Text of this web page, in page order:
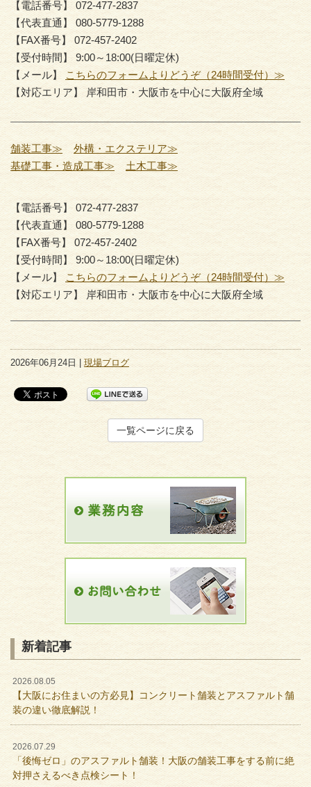
【電話番号】 072-477-2837
【代表直通】 080-5779-1288
【FAX番号】 072-457-2402
【受付時間】 9:00～18:00(日曜定休)
【メール】 こちらのフォームよりどうぞ（24時間受付）≫
【対応エリア】 岸和田市・大阪市を中心に大阪府全域
舗装工事≫
外構・エクステリア≫
基礎工事・造成工事≫
土木工事≫
【電話番号】 072-477-2837
【代表直通】 080-5779-1288
【FAX番号】 072-457-2402
【受付時間】 9:00～18:00(日曜定休)
【メール】
こちらのフォームよりどうぞ（24時間受付）≫
【対応エリア】 岸和田市・大阪市を中心に大阪府全域
2026年06月24日 |現場ブログ
一覧ページに戻る
新着記事
2026.08.05
【大阪にお住まいの方必見】コンクリート舗装とアスファルト舗
装の違い徹底解説！
2026.07.29
「後悔ゼロ」のアスファルト舗装！大阪の舗装工事をする前に絶
対押さえるべき点検シート！